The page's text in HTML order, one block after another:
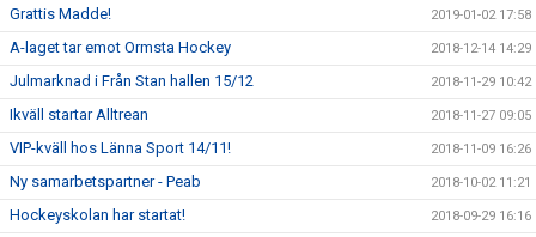
Grattis Madde! 2019-01-02 17:58
A-laget tar emot Ormsta Hockey 2018-12-14 14:29
Julmarknad i Från Stan hallen 15/12 2018-11-29 10:42
Ikväll startar Alltrean 2018-11-27 09:05
VIP-kväll hos Länna Sport 14/11! 2018-11-09 16:26
Ny samarbetspartner - Peab 2018-10-02 11:21
Hockeyskolan har startat! 2018-09-29 16:16